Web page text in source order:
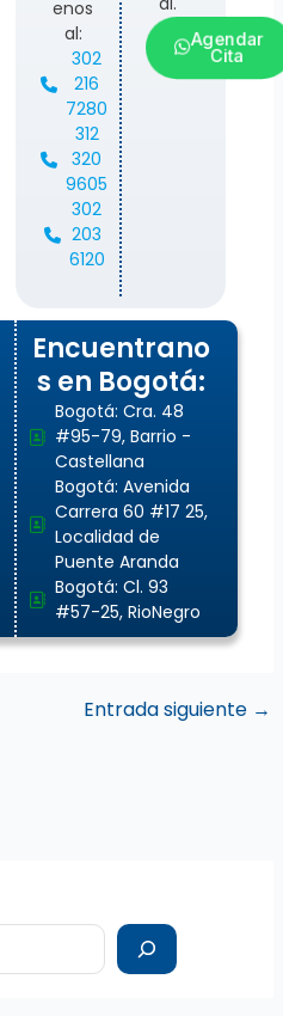
enos
al:
302
216
7280
312
320
9605
302
203
6120
Agendar
Cita
Encuentrano
s en Bogotá:
Bogotá: Cra. 48
#95-79, Barrio -
Castellana
Bogotá: Avenida
Carrera 60 #17 25,
Localidad de
Puente Aranda
Bogotá: Cl. 93
#57-25, RioNegro
Entrada siguiente →